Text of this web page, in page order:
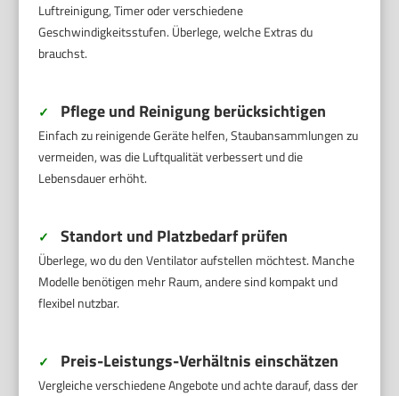
Luftreinigung, Timer oder verschiedene
Geschwindigkeitsstufen. Überlege, welche Extras du
brauchst.
✓ Pflege und Reinigung berücksichtigen
Einfach zu reinigende Geräte helfen, Staubansammlungen zu
vermeiden, was die Luftqualität verbessert und die
Lebensdauer erhöht.
✓ Standort und Platzbedarf prüfen
Überlege, wo du den Ventilator aufstellen möchtest. Manche
Modelle benötigen mehr Raum, andere sind kompakt und
flexibel nutzbar.
✓ Preis-Leistungs-Verhältnis einschätzen
Vergleiche verschiedene Angebote und achte darauf, dass der